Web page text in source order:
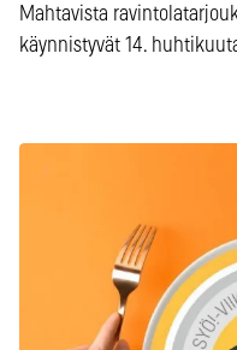
Mahtavista
käynnistyvät 14.